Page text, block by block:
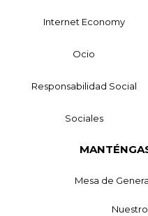
Internet Economy
Ocio
Responsabilidad Social
Sociales
Mesa de